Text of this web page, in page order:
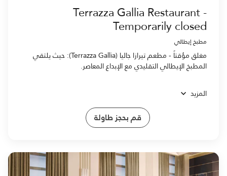
Terrazza Gallia Restaurant -
Temporarily closed
مطبخ إيطالي
مغلق مؤقتاً - مطعم تيرازا جاليا (Terrazza Gallia): حيث يلتقي
المطبخ الإيطالي التقليدي مع الإبداع المعاصر.
المزيد
قم بحجز طاولة